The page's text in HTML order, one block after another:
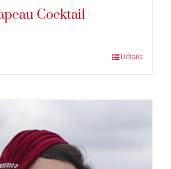
Cocktail
Détails